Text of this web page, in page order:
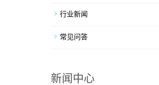
行业新闻
常见问答
新闻中心